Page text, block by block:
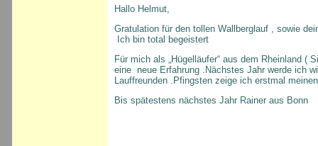
Hallo Helmut,
Gratulation für den tollen Wallberglauf , sowie
Ich bin total begeistert
Für mich als „Hügelläufer“ aus dem Rheinland (
eine neue Erfahrung .Nächstes Jahr werde ich
Lauffreunden .Pfingsten zeige ich erstmal
Bis spätestens nächstes Jahr Rainer aus Bonn